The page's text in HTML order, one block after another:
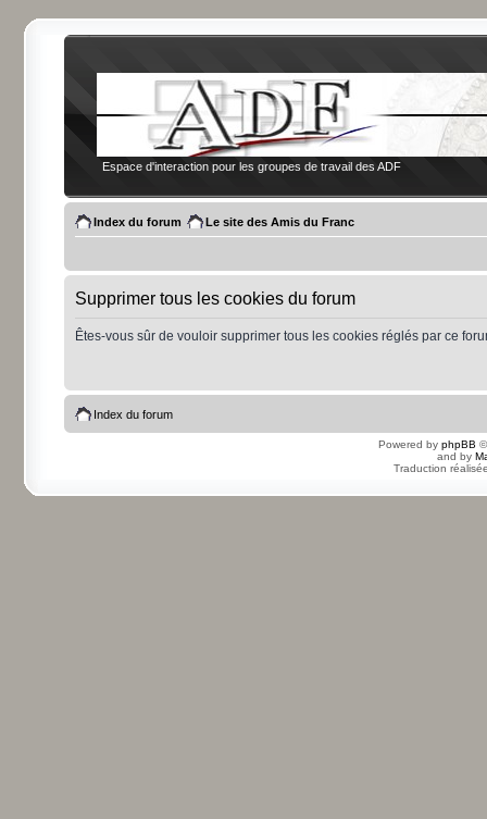
Espace d'interaction pour les groupes de travail des ADF
Index du forum Le site des Amis du Franc
Supprimer tous les cookies du forum
Êtes-vous sûr de vouloir supprimer tous les cookies réglés par ce
Index du forum
Powered by phpBB
and by
Traduction